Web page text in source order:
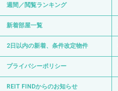
週間／閲覧ランキング
新着部屋一覧
2日以内の新着、条件改定物件
プライバシーポリシー
REIT FINDからのお知らせ